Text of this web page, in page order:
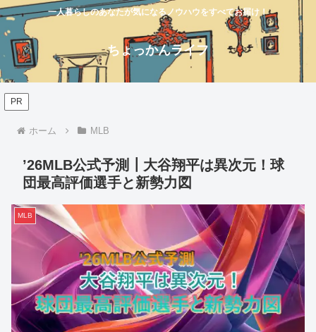
一人暮らしのあなたが気になるノウハウをすべてお届け！
ちょっかんライフ
PR
ホーム MLB
’26MLB公式予測┃大谷翔平は異次元！球
団最高評価選手と新勢力図
MLB